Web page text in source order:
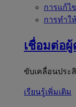
การแก้ไ
การทำใ
เชื่อมต่อ
ขับเคลื่อนประ
เรียนรู้เพิ่มเติม